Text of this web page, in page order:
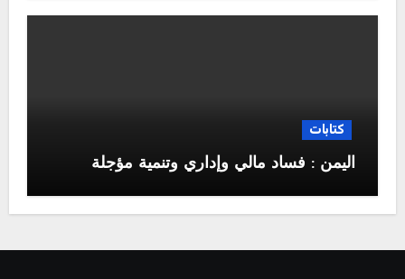
كتابات
اليمن : فساد مالي وإداري وتنمية مؤجلة